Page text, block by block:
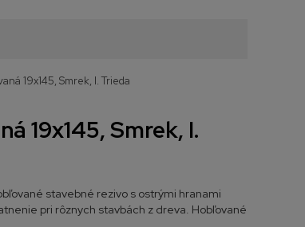
19x145, Smrek, I. Trieda
19x145, Smrek, I.
stavebné rezivo s ostrými hranami
pri rôznych stavbách z dreva. Hobľované